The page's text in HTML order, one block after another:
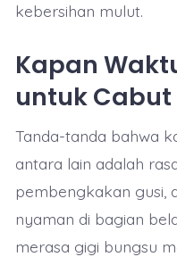
kebersihan mulut.
Kapan
untuk Cabut
Tanda-tanda bahwa
antara lain adalah
pembengkakan gusi,
nyaman di bagian
merasa gigi bungsu